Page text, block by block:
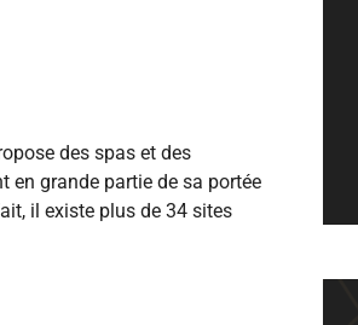
des spas et des
en grande partie de sa portée
il existe plus de 34 sites